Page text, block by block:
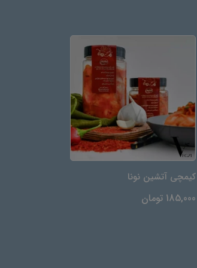
کیمچی آتشین نونا
185,000 تومان